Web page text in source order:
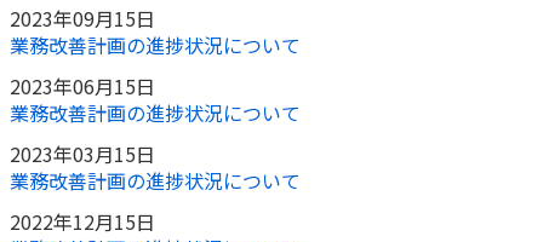
保険用語集
お問い合わせ
すこやか健康ラボ
ラジオ体操・みんなの体操
お客さまの声／お客さまサービス向上の取組み
2023年09月15日
業務改善計画の進捗状況について
2023年06月15日
業務改善計画の進捗状況について
2023年03月15日
業務改善計画の進捗状況について
2022年12月15日